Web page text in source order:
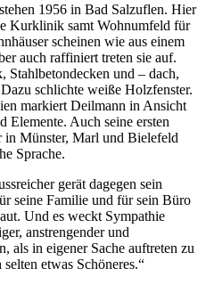
1956 in Bad Salzuflen. Hier
Kurklinik samt Wohnumfeld für
scheinen wie aus einem
auch raffiniert treten sie auf.
Stahlbetondecken und – dach,
schlichte weiße Holzfenster.
markiert Deilmann in Ansicht
Elemente. Auch seine ersten
in Münster, Marl und Bielefeld
Sprache.
gerät dagegen sein
seine Familie und für sein Büro
Und es weckt Sympathie
anstrengender und
als in eigener Sache auftreten zu
etwas Schöneres.“